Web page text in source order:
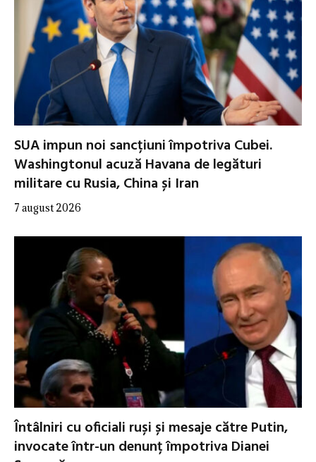
SUA impun noi sancțiuni împotriva Cubei.
Washingtonul acuză Havana de legături
militare cu Rusia, China și Iran
7 august 2026
Întâlniri cu oficiali ruși și mesaje către Putin,
invocate într-un denunț împotriva Dianei